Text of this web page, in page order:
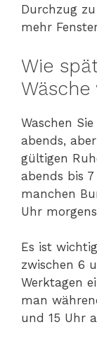
Durchzug
mehr
Wie
Waschen
abends,
gültigen
abends bis
manchen
Uhr
Es ist
zwischen 6
Werktagen
man
und 15 Uhr